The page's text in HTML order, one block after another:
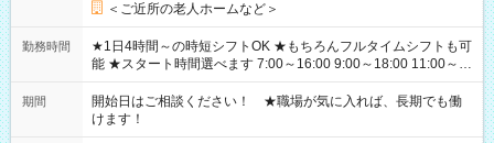
＜ご近所の老人ホームなど＞
勤務時間
★1日4時間～の時短シフトOK ★もちろんフルタイムシフトも可
能 ★スタート時間選べます 7:00～16:00 9:00～18:00 11:00～
20:00 など 残業なし！ ※Wワークの場合、他のお仕事と合わせ
週40時間超の就業はご案内できません ※法令に基づき、週20時
間以上勤務は社会保険への加入対象となります ※労働者派遣法
（日雇い派遣の原則禁止）により、短時間・短期間の就業はご
期間
開始日はご相談ください！ ★職場が気に入れば、長期でも働
けます！